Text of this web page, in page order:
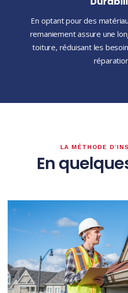
En optant pour des
remaniement assure une
toiture, réduisant les
LA MÉTHODE
En